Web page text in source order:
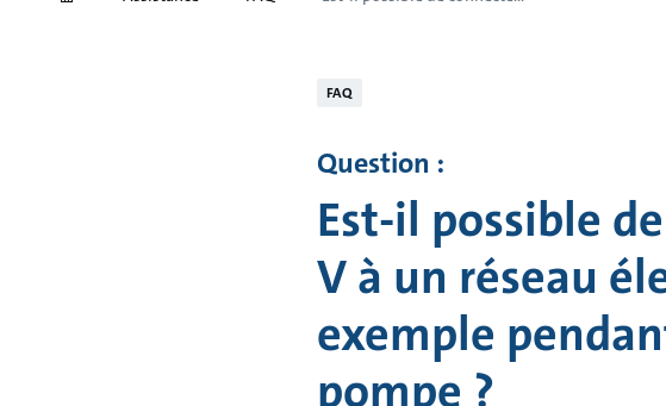
FAQ
Question :
Est-il possible
V à un réseau
exemple
pompe ?